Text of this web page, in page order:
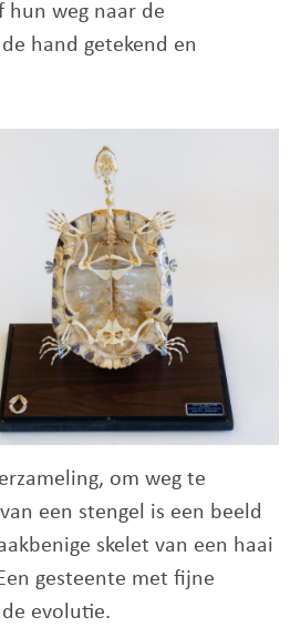
hun weg naar de
hand getekend en
om weg te
een stengel is een beeld
skelet van een haai
gesteente met fijne
evolutie.